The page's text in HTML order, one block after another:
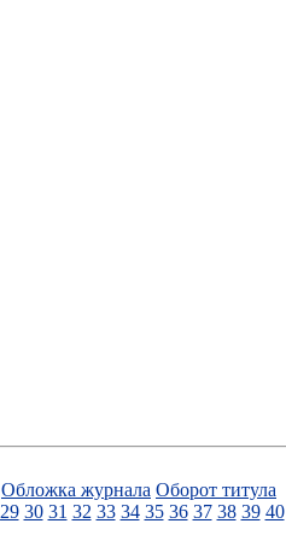
Обложка журнала Оборот титула
29 30 31 32 33 34 35 36 37 38 39 40